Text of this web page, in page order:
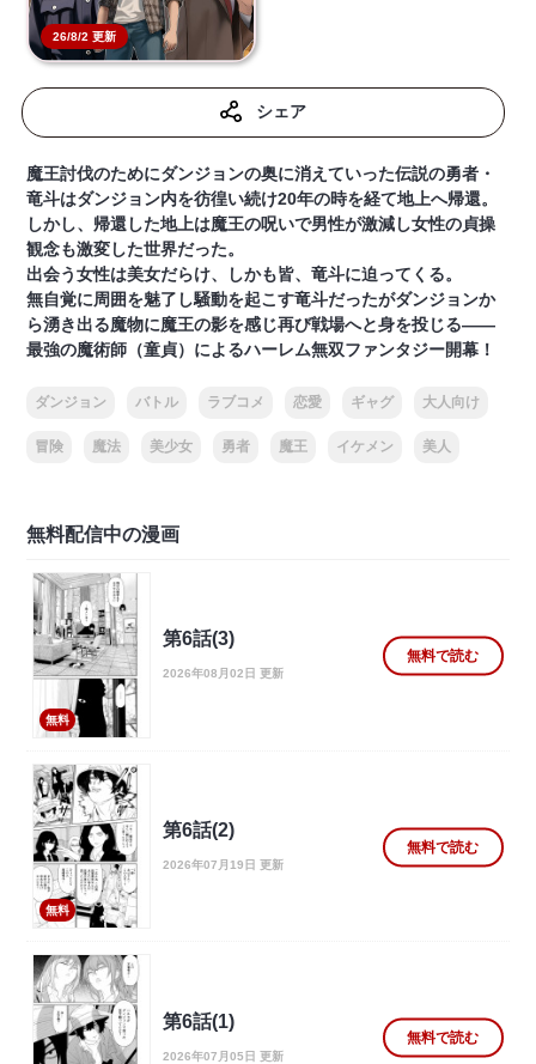
26/8/2 更新
シェア
魔王討伐のためにダンジョンの奥に消えていった伝説の勇者・
竜斗はダンジョン内を彷徨い続け20年の時を経て地上へ帰還。
しかし、帰還した地上は魔王の呪いで男性が激減し女性の貞操
観念も激変した世界だった。
出会う女性は美女だらけ、しかも皆、竜斗に迫ってくる。
無自覚に周囲を魅了し騒動を起こす竜斗だったがダンジョンか
ら湧き出る魔物に魔王の影を感じ再び戦場へと身を投じる――
最強の魔術師（童貞）によるハーレム無双ファンタジー開幕！
ダンジョン バトル ラブコメ 恋愛 ギャグ 大人向け
冒険 魔法 美少女 勇者 魔王 イケメン 美人
無料配信中の漫画
無料
第6話(3)
2026年08月02日 更新
無料で読む
無料
第6話(2)
2026年07月19日 更新
無料で読む
第6話(1)
2026年07月05日 更新
無料で読む